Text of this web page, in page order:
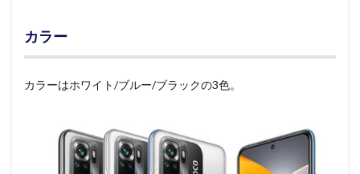
カラー
カラーはホワイト/ブルー/ブラックの3色。